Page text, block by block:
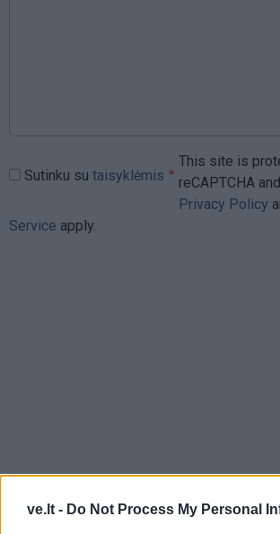
ve.lt - Do Not Process My Personal
Sutinku su taisyklėmis
This site is
reCAPTCHA
Privacy Policy
Service apply.